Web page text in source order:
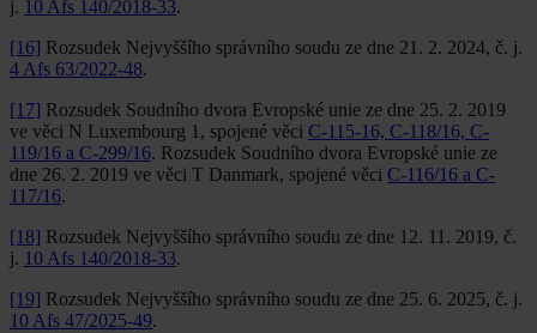
j. 10 Afs 140/2018‑33.
[16] Rozsudek Nejvyššího správního soudu ze dne 21. 2. 2024, č. j.
4 Afs 63/2022-48.
[17] Rozsudek Soudního dvora Evropské unie ze dne 25. 2. 2019
ve věci N Luxembourg 1, spojené věci C-115-16, C-118/16, C-
119/16 a C-299/16. Rozsudek Soudního dvora Evropské unie ze
dne 26. 2. 2019 ve věci T Danmark, spojené věci C-116/16 a C-
117/16.
[18] Rozsudek Nejvyššího správního soudu ze dne 12. 11. 2019, č.
j. 10 Afs 140/2018‑33.
[19] Rozsudek Nejvyššího správního soudu ze dne 25. 6. 2025, č. j.
10 Afs 47/2025-49.